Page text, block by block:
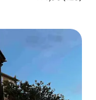
arasında